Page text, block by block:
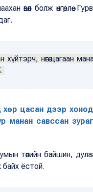
өвөл болж өнгөрлөө.
хүйтэрч, нөгөө цагаан
хөр цасан дээр
манан савссан
төвийн байшин,
байх ёстой.